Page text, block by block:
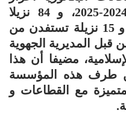
برسم الموسم الدراسي 2024-2025، و 84 نزيلا
يتابعون دراستهم الجامعية، و 15 نزيلة تستفدن من
قبل المديرية الجهوية
مضيفا أن هذا
طرف هذه المؤسسة
مع القطاعات و